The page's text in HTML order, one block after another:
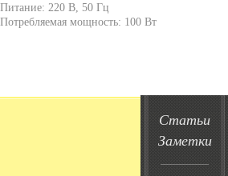
Питание: 220 В, 50 Гц
Потребляемая мощность: 100 Вт
Статьи
Заметки